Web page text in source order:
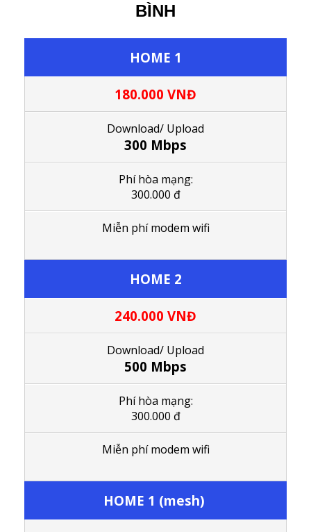
BÌNH
HOME 1
180.000 VNĐ
Download/ Upload
300 Mbps
Phí hòa mạng:
300.000 đ
Miễn phí modem wifi
HOME 2
240.000 VNĐ
Download/ Upload
500 Mbps
Phí hòa mạng:
300.000 đ
Miễn phí modem wifi
HOME 1 (mesh)